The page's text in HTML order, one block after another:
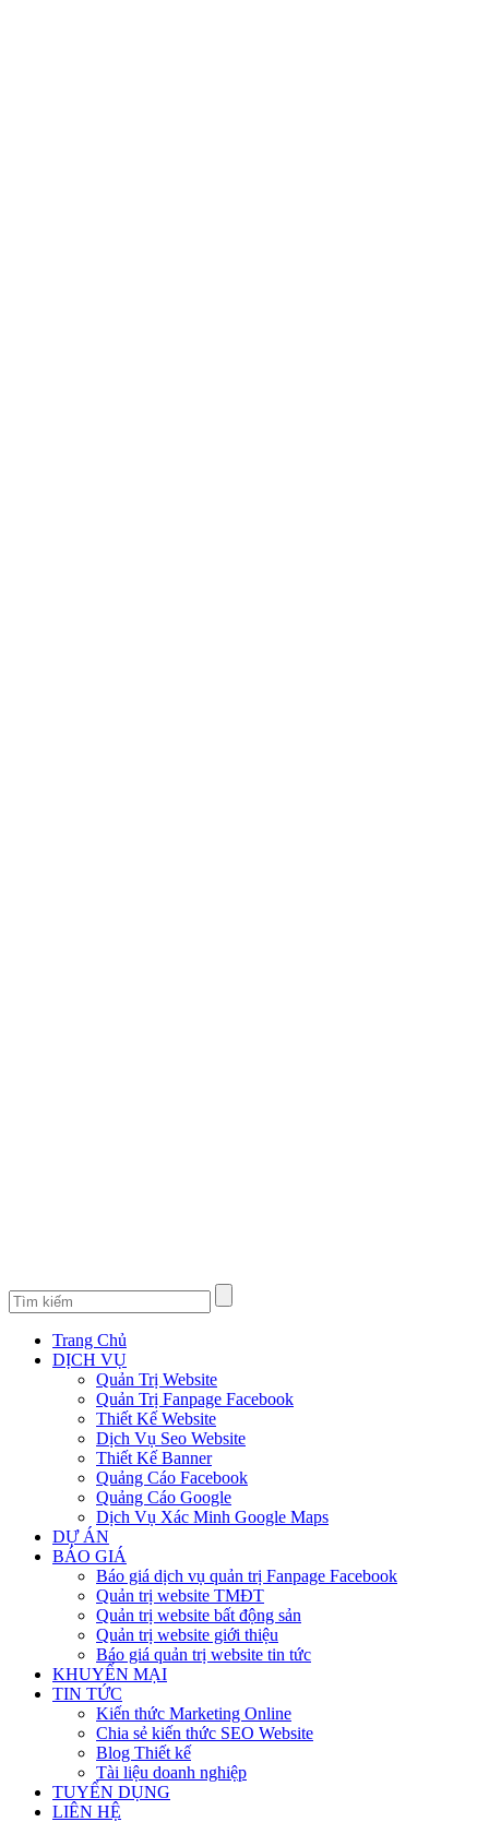
Trang Chủ
DỊCH VỤ
Quản Trị Website
Quản Trị Fanpage Facebook
Thiết Kế Website
Dịch Vụ Seo Website
Thiết Kế Banner
Quảng Cáo Facebook
Quảng Cáo Google
Dịch Vụ Xác Minh Google Maps
DỰ ÁN
BÁO GIÁ
Báo giá dịch vụ quản trị Fanpage Facebook
Quản trị website TMĐT
Quản trị website bất động sản
Quản trị website giới thiệu
Báo giá quản trị website tin tức
KHUYẾN MẠI
TIN TỨC
Kiến thức Marketing Online
Chia sẻ kiến thức SEO Website
Blog Thiết kế
Tài liệu doanh nghiệp
TUYỂN DỤNG
LIÊN HỆ